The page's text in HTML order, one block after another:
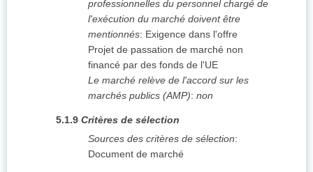
professionnelles du personnel chargé de
l'exécution du marché doivent être
mentionnés: Exigence dans l'offre
Projet de passation de marché non
financé par des fonds de l'UE
Le marché relève de l'accord sur les
marchés publics (AMP): non
5.1.9 Critères de sélection
Sources des critères de sélection:
Document de marché